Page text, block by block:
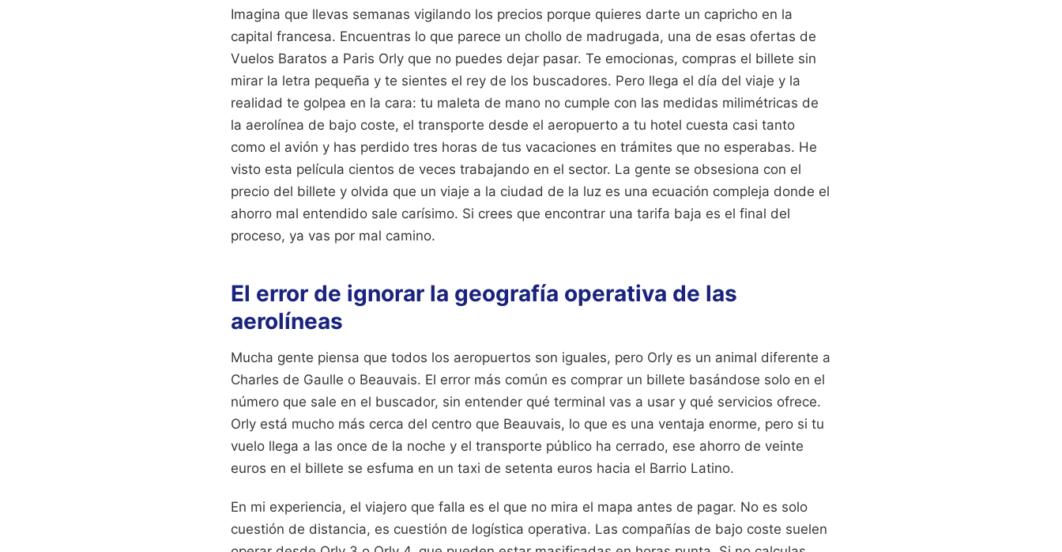
Imagina que llevas semanas vigilando los precios porque quieres darte un capricho en la
capital francesa. Encuentras lo que parece un chollo de madrugada, una de esas ofertas de
Vuelos Baratos a Paris Orly que no puedes dejar pasar. Te emocionas, compras el billete sin
mirar la letra pequeña y te sientes el rey de los buscadores. Pero llega el día del viaje y la
realidad te golpea en la cara: tu maleta de mano no cumple con las medidas milimétricas de
la aerolínea de bajo coste, el transporte desde el aeropuerto a tu hotel cuesta casi tanto
como el avión y has perdido tres horas de tus vacaciones en trámites que no esperabas. He
visto esta película cientos de veces trabajando en el sector. La gente se obsesiona con el
precio del billete y olvida que un viaje a la ciudad de la luz es una ecuación compleja donde el
ahorro mal entendido sale carísimo. Si crees que encontrar una tarifa baja es el final del
proceso, ya vas por mal camino.
El error de ignorar la geografía operativa de las
aerolíneas
Mucha gente piensa que todos los aeropuertos son iguales, pero Orly es un animal diferente a
Charles de Gaulle o Beauvais. El error más común es comprar un billete basándose solo en el
número que sale en el buscador, sin entender qué terminal vas a usar y qué servicios ofrece.
Orly está mucho más cerca del centro que Beauvais, lo que es una ventaja enorme, pero si tu
vuelo llega a las once de la noche y el transporte público ha cerrado, ese ahorro de veinte
euros en el billete se esfuma en un taxi de setenta euros hacia el Barrio Latino.
En mi experiencia, el viajero que falla es el que no mira el mapa antes de pagar. No es solo
cuestión de distancia, es cuestión de logística operativa. Las compañías de bajo coste suelen